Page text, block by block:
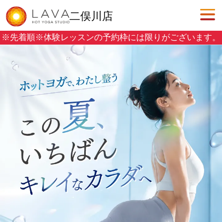
二俣川店
※先着順※体験レッスンの予約枠には限りがございます。